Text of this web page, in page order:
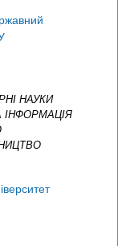
НАУКИ
ІНФОРМАЦІЯ